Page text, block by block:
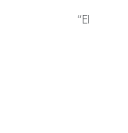
“El